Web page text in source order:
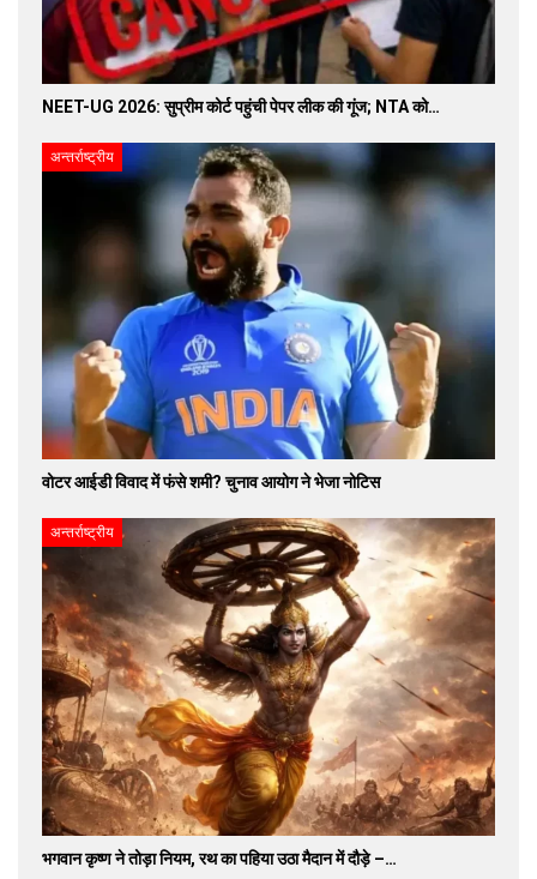
NEET-UG 2026: सुप्रीम कोर्ट पहुंची पेपर लीक की गूंज; NTA को…
अन्तर्राष्ट्रीय
वोटर आईडी विवाद में फंसे शमी? चुनाव आयोग ने भेजा नोटिस
अन्तर्राष्ट्रीय
भगवान कृष्ण ने तोड़ा नियम, रथ का पहिया उठा मैदान में दौड़े –…